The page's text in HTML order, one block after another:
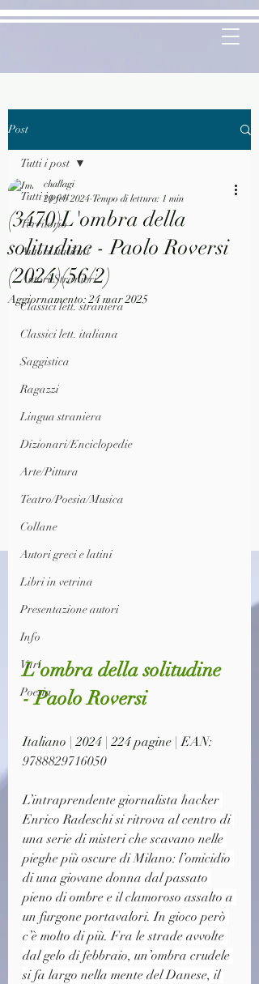
Post
Tutti i post
Territorio
Autori Italiani
Autori Stranieri
Classici lett. straniera
Classici lett. italiana
Saggistica
Ragazzi
Lingua straniera
Dizionari/Enciclopedie
Arte/Pittura
Teatro/Poesia/Musica
Collane
Autori greci e latini
Libri in vetrina
Presentazione autori
Info
Vari
Poesia
Tutti i post
(3470)L'ombra della
solitudine - Paolo Roversi
(2024)(56/2)
challagi
20 feb 2024 Tempo di lettura: 1 min
Aggiornamento:24 mar 2025
L'ombra della solitudine
- Paolo Roversi
Italiano | 2024 | 224 pagine | EAN:
9788829716050
L’intraprendente giornalista hacker
Enrico Radeschi si ritrova al centro di
una serie di misteri che scavano nelle
pieghe più oscure di Milano: l’omicidio
di una giovane donna dal passato
pieno di ombre e il clamoroso assalto a
un furgone portavalori. In gioco però
c’è molto di più. Fra le strade avvolte
dal gelo di febbraio, un’ombra crudele
si fa largo nella mente del Danese, il